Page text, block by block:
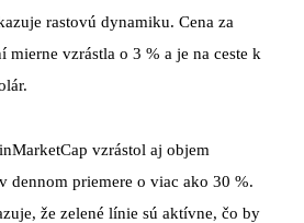
rastovú dynamiku. Cena za
vzrástla o 3 % a je na ceste k
vzrástol aj objem
dennom priemere o viac ako 30 %.
že zelené línie sú aktívne, čo by